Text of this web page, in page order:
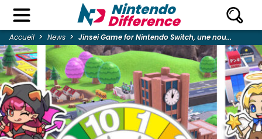
Accueil News Jinsei Game for Nintendo Switch, une nou...